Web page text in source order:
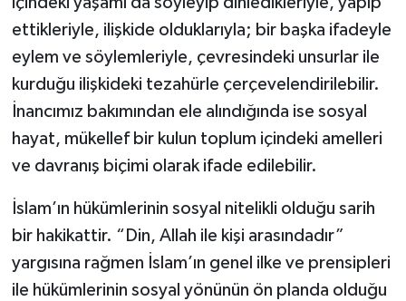
ettikleriyle, ilişkide olduklarıyla; bir başka ifadeyle
eylem ve söylemleriyle, çevresindeki unsurlar ile
kurduğu ilişkideki tezahürle çerçevelendirilebilir.
İnancımız bakımından ele alındığında ise sosyal
hayat, mükellef bir kulun toplum içindeki amelleri
ve davranış biçimi olarak ifade edilebilir.
İslam’ın hükümlerinin sosyal nitelikli olduğu sarih
bir hakikattir. “Din, Allah ile kişi arasındadır”
yargısına rağmen İslam’ın genel ilke ve prensipleri
ile hükümlerinin sosyal yönünün ön planda olduğu
Ardahan Müftülüğü
Artvin Müftülüğü
Balıkesir Müftülüğü
Bartın Müftülüğü
Batman Müftülüğü
Kudüs
Kurban
Peygamberimizin Hayatı
Ramazan
Sahabeler
Hutbeler
DİYANET AKADEMİ
DİYANET RADYO/TV
DEPREM
Dünya